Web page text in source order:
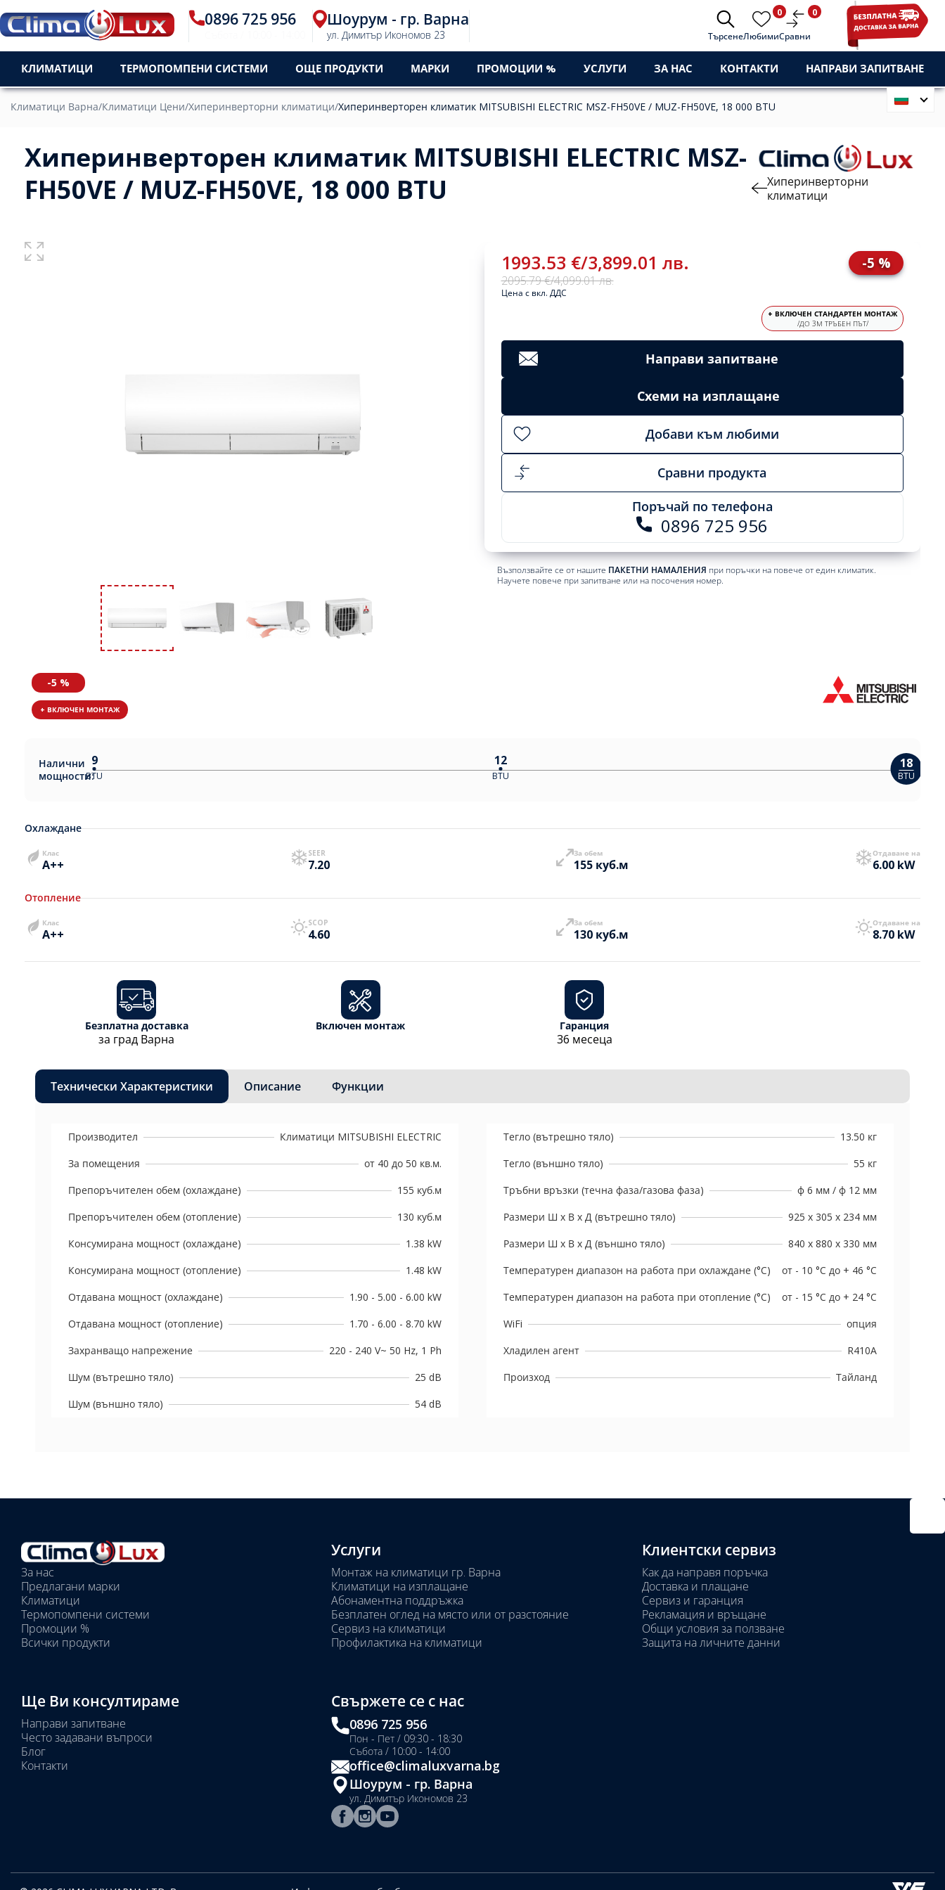
0896 725 956 Шоурум - гр. Варна
ул. Димитър Икономов 23 ТърсенеЛюбими
0
Сравни
0
КЛИМАТИЦИ ТЕРМОПОМПЕНИ СИСТЕМИ ОЩЕ ПРОДУКТИ МАРКИ ПРОМОЦИИ % УСЛУГИ ЗА НАС КОНТАКТИ НАПРАВИ ЗАПИТВАНЕ
Климатици Варна/Климатици Цени/Хиперинверторни климатици/Хиперинверторен климатик MITSUBISHI ELECTRIC MSZ-FH50VE / MUZ-FH50VE, 18 000 BTU
Хиперинверторен климатик MITSUBISHI ELECTRIC MSZ-
FH50VE / MUZ-FH50VE, 18 000 BTU
Хиперинверторни
климатици
1993.53 €/3,899.01 лв.
2095.79 €/4,099.01 лв.
-5 %
Цена с вкл. ДДС
+ ВКЛЮЧЕН СТАНДАРТЕН МОНТАЖ
/ДО 3М ТРЪБЕН ПЪТ/
Направи запитване
Схеми на изплащане
Добави към любими
Сравни продукта
Поръчай по телефона
0896 725 956
Възползвайте се от нашите ПАКЕТНИ НАМАЛЕНИЯ при поръчки на повече от един климатик.
Научете повече при запитване или на посочения номер.
-5 %
+ ВКЛЮЧЕН МОНТАЖ
Налични
мощности:
9
BTU
12
BTU
18
BTU
Охлаждане
Клас
A++
SEER
7.20
За обем
155 куб.м
Отдаване на
6.00 kW
Отопление
Клас
A++
SCOP
4.60
За обем
130 куб.м
Отдаване на
8.70 kW
Безплатна доставка
за град Варна
Включен монтаж Гаранция
36 месеца
Технически Характеристики Описание Функции
Производител
Климатици MITSUBISHI ELECTRIC
За помещения
от 40 до 50 кв.м.
Препоръчителен обем (охлаждане)
155 куб.м
Препоръчителен обем (отопление)
130 куб.м
Консумирана мощност (охлаждане)
1.38 kW
Консумирана мощност (отопление)
1.48 kW
Отдавана мощност (охлаждане)
1.90 - 5.00 - 6.00 kW
Отдавана мощност (отопление)
1.70 - 6.00 - 8.70 kW
Захранващо напрежение
220 - 240 V~ 50 Hz, 1 Ph
Шум (вътрешно тяло)
25 dB
Шум (външно тяло)
54 dB
Тегло (вътрешно тяло)
13.50 кг
Тегло (външно тяло)
55 кг
Тръбни връзки (течна фаза/газова фаза)
ф 6 мм / ф 12 мм
Размери Ш х В х Д (вътрешно тяло)
925 x 305 x 234 мм
Размери Ш х В х Д (външно тяло)
840 x 880 x 330 мм
Температурен диапазон на работа при охлаждане (°C)
от - 10 °C до + 46 °C
Температурен диапазон на работа при отопление (°C)
от - 15 °C до + 24 °C
WiFi
опция
Хладилен агент
R410A
Произход
Тайланд
Избрани
вътрешни
тела:
Избрано
тяло:
За нас
Предлагани марки
Климатици
Термопомпени системи
Промоции %
Всички продукти
Услуги
Монтаж на климатици гр. Варна
Климатици на изплащане
Абонаментна поддръжка
Безплатен оглед на място или от разстояние
Сервиз на климатици
Профилактика на климатици
Клиентски сервиз
Как да направя поръчка
Доставка и плащане
Сервиз и гаранция
Рекламация и връщане
Общи условия за ползване
Защита на личните данни
Ще Ви консултираме
Направи запитване
Често задавани въпроси
Блог
Контакти
Свържете се с нас
0896 725 956
Пон - Пет / 09:30 - 18:30
Събота / 10:00 - 14:00
office@climaluxvarna.bg
Шоурум - гр. Варна
ул. Димитър Икономов 23